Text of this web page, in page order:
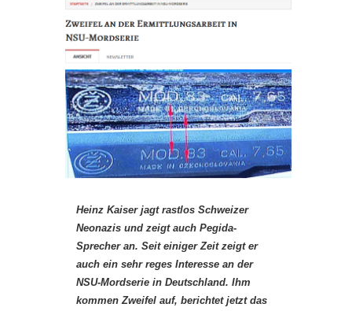
Heinz Kaiser jagt rastlos Schweizer
Neonazis und zeigt auch Pegida-
Sprecher an. Seit einiger Zeit zeigt er
auch ein sehr reges Interesse an der
NSU-Mordserie in Deutschland. Ihm
kommen Zweifel auf, berichtet jetzt das